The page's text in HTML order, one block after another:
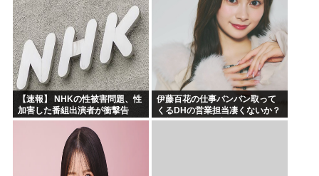
【速報】 NHKの性被害問題、性
加害した番組出演者が衝撃告
白！
伊藤百花の仕事バンバン取って
くるDHの営業担当凄くないか？
今年のボーナス凄いことになり